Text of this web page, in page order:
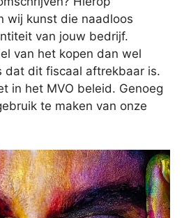
wij kunst die naadloos
van jouw bedrijf.
van het kopen dan wel
dat dit fiscaal aftrekbaar is.
in het MVO beleid. Genoeg
te maken van onze